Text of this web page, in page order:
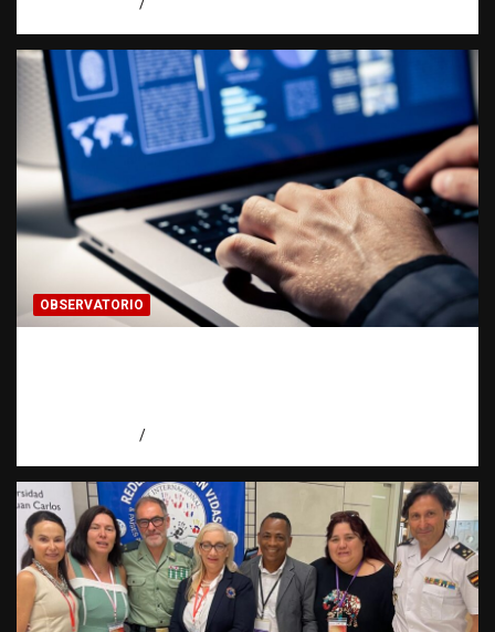
OBSERVATORIO